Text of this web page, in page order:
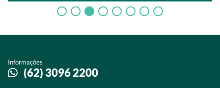
Informações
(62) 3096 2200